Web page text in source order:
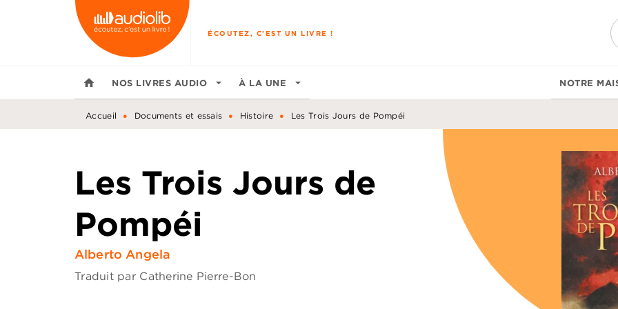
MENU RECHERCHE
ÉCOUTEZ, C'EST UN LIVRE !
home NOS LIVRES AUDIO arrow_drop_down À LA UNE arrow_drop_down NOTRE
Accueil • Documents et essais • Histoire • Les Trois Jours de Pompéi
Les Trois Jours de
Pompéi
Alberto Angela
Traduit par Catherine Pierre-Bon